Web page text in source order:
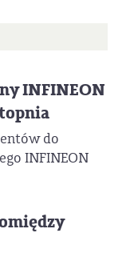
INFINEON
do
INFINEON